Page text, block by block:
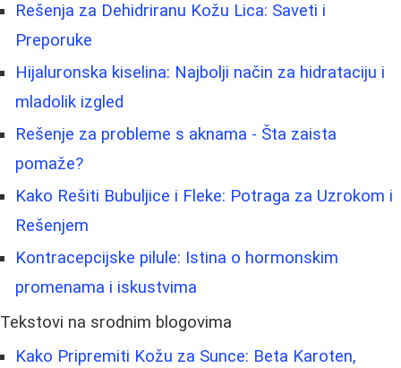
Rešenja za Dehidriranu Kožu Lica: Saveti i
Preporuke
Hijaluronska kiselina: Najbolji način za hidrataciju i
mladolik izgled
Rešenje za probleme s aknama - Šta zaista
pomaže?
Kako Rešiti Bubuljice i Fleke: Potraga za Uzrokom i
Rešenjem
Kontracepcijske pilule: Istina o hormonskim
promenama i iskustvima
Tekstovi na srodnim blogovima
Kako Pripremiti Kožu za Sunce: Beta Karoten,